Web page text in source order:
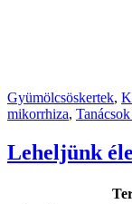
Gyümölcsöskertek,
mikorrhiza,
Leheljünk
Termőföld,